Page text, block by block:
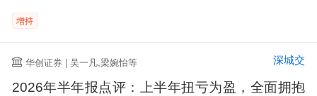
增持
华创证券 | 吴一凡,梁婉怡等 深城交
2026年半年报点评：上半年扭亏为盈，全面拥抱